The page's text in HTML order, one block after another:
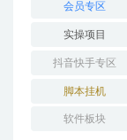
会员专区
实操项目
抖音快手专区
脚本挂机
软件板块